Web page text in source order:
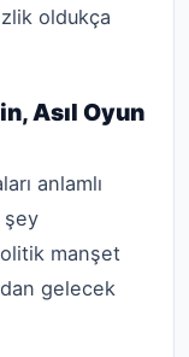
oldukça
Asıl Oyun
anlamlı
şey
manşet
gelecek